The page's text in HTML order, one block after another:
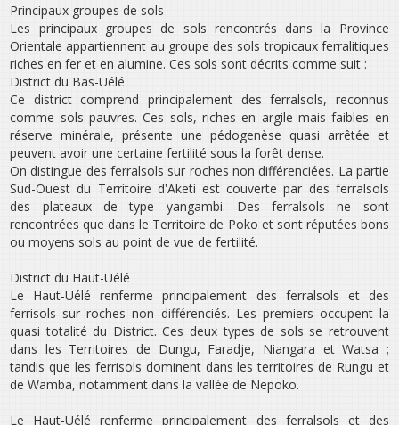
Principaux groupes de sols
Les principaux groupes de sols rencontrés dans la Province
Orientale appartiennent au groupe des sols tropicaux ferralitiques
riches en fer et en alumine. Ces sols sont décrits comme suit :
District du Bas-Uélé
Ce district comprend principalement des ferralsols, reconnus
comme sols pauvres. Ces sols, riches en argile mais faibles en
réserve minérale, présente une pédogenèse quasi arrêtée et
peuvent avoir une certaine fertilité sous la forêt dense.
On distingue des ferralsols sur roches non différenciées. La partie
Sud-Ouest du Territoire d‛Aketi est couverte par des ferralsols
des plateaux de type yangambi. Des ferralsols ne sont
rencontrées que dans le Territoire de Poko et sont réputées bons
ou moyens sols au point de vue de fertilité.
District du Haut-Uélé
Le Haut-Uélé renferme principalement des ferralsols et des
ferrisols sur roches non différenciés. Les premiers occupent la
quasi totalité du District. Ces deux types de sols se retrouvent
dans les Territoires de Dungu, Faradje, Niangara et Watsa ;
tandis que les ferrisols dominent dans les territoires de Rungu et
de Wamba, notamment dans la vallée de Nepoko.
Le Haut-Uélé renferme principalement des ferralsols et des